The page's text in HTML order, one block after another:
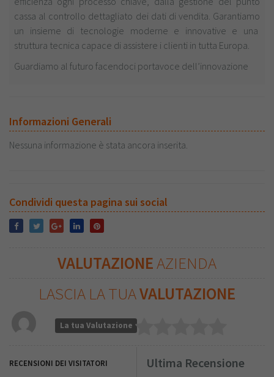
cassa al controllo dettagliato dei dati di vendita. Garantiamo
un insieme di tecnologie moderne e innovative e una
struttura tecnica capace di assistere i clienti in tutta Europa.
Guardiamo al futuro facendoci portavoce dell’innovazione
Informazioni Generali
Nessuna informazione è stata ancora inserita.
Condividi questa pagina sui social
VALUTAZIONEAZIENDA
LASCIA LA TUAVALUTAZIONE
La tua Valutazione
RECENSIONI DEI VISITATORI Ultima Recensione